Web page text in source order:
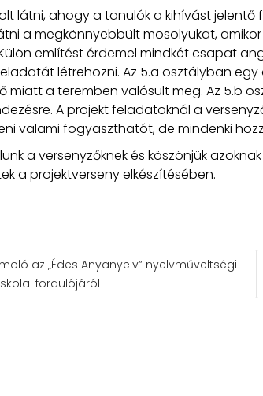
látni, ahogy a tanulók a kihívást
a megkönnyebbült mosolyukat,
említést érdemel mindkét csapat
létrehozni. Az 5.a osztályban
miatt a teremben valósult meg. Az 5.b
A projekt feladatoknál a
valami fogyaszthatót, de mindenki
a versenyzőknek és köszönjük
a projektverseny elkészítésében.
az „Édes Anyanyelv” nyelvműveltségi
fordulójáról